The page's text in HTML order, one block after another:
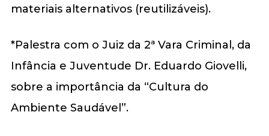
materiais alternativos (reutilizáveis).
*Palestra com o Juiz da 2ª Vara Criminal, da
Infância e Juventude Dr. Eduardo Giovelli,
sobre a importância da “Cultura do
Ambiente Saudável”.